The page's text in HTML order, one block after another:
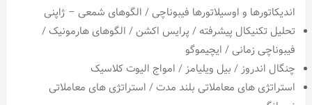
اندیکاتورها و اوسیلاتورها فیبوناچی / الگوهای شمعی – ژاپنی
تحلیل تکنیکال پیشرفته / پرایس اکشن / الگوهای هارمونیک /
فیبوناچی زمانی / ایچیموگو
چنگال اندروز / بیل ویلیامز / امواج الیوت کلاسیک
استراتژی های معاملاتی بلند مدت / استراتژی های معاملاتی